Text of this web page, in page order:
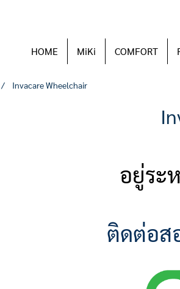
HOME MiKi COMFORT
Invacare Wheelchair
อยู่ระ
ติดต่อส